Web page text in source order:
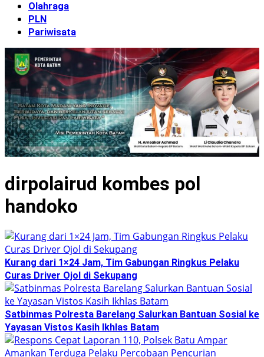
Olahraga
PLN
Pariwisata
dirpolairud kombes pol
handoko
Kurang dari 1×24 Jam, Tim Gabungan Ringkus Pelaku
Curas Driver Ojol di Sekupang
Satbinmas Polresta Barelang Salurkan Bantuan Sosial ke
Yayasan Vistos Kasih Ikhlas Batam